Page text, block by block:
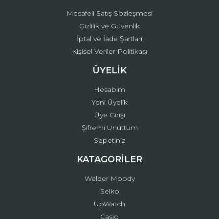
Mesafeli Satış Sözleşmesi
Gizlilik ve Güvenlik
İptal ve İade Şartları
Kişisel Veriler Politikası
ÜYELİK
Hesabım
Yeni Üyelik
Üye Girişi
Şifremi Unuttum
Sepetiniz
KATAGORİLER
Welder Moody
Seiko
UpWatch
Casio